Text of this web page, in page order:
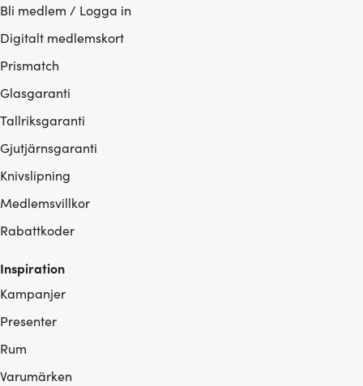
Bli medlem / Logga in
Digitalt medlemskort
Prismatch
Glasgaranti
Tallriksgaranti
Gjutjärnsgaranti
Knivslipning
Medlemsvillkor
Rabattkoder
Inspiration
Kampanjer
Presenter
Rum
Varumärken